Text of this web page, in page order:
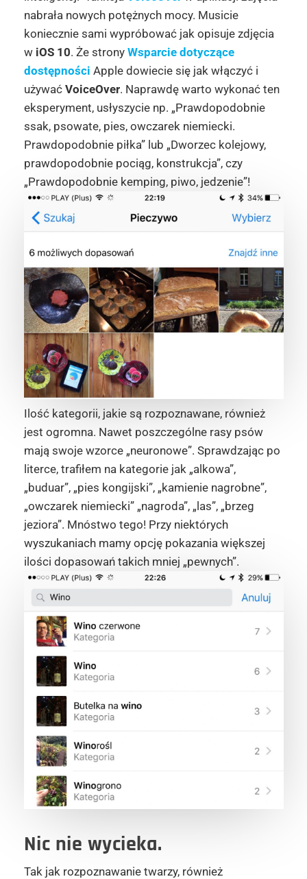
nabrała nowych potężnych mocy. Musicie
koniecznie sami wypróbować jak opisuje zdjęcia
wiOS 10. Że strony Wsparcie dotyczące
dostępności Apple dowiecie się jak włączyć i
używać VoiceOver. Naprawdę warto wykonać ten
eksperyment, usłyszycie np. „Prawdopodobnie
ssak, psowate, pies, owczarek niemiecki.
Prawdopodobnie piłka” lub „Dworzec kolejowy,
prawdopodobnie pociąg, konstrukcja”, czy
„Prawdopodobnie kemping, piwo, jedzenie”!
Ilość kategorii, jakie są rozpoznawane, również
jest ogromna. Nawet poszczególne rasy psów
mają swoje wzorce „neuronowe”. Sprawdzając po
literce, trafiłem na kategorie jak „alkowa”,
„buduar”, „pies kongijski”, „kamienie nagrobne”,
„owczarek niemiecki” „nagroda”, „las”, „brzeg
jeziora”. Mnóstwo tego! Przy niektórych
wyszukaniach mamy opcję pokazania większej
ilości dopasowań takich mniej „pewnych”.
Nic nie wycieka.
Tak jak rozpoznawanie twarzy, również